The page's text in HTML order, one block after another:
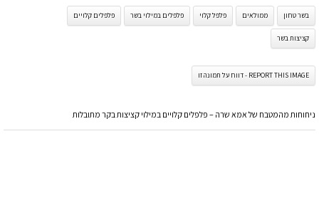
בשר טחון ממולאים פלפל קלוי פלפלים במילוי בשר פלפלים קלויים
קציצות בשר
REPORT THIS IMAGE - דווח על תמונה זו
ניחוחות מהמטבח של אמא שרה – פלפלים קלויים במילוי קציצות בקר מתובלות